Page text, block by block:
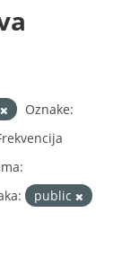
Oznake:
public